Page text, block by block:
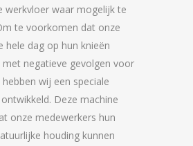
werkvloer waar mogelijk te
te voorkomen dat onze
hele dag op hun knieën
negatieve gevolgen voor
wij een speciale
Deze machine
onze medewerkers hun
houding kunnen